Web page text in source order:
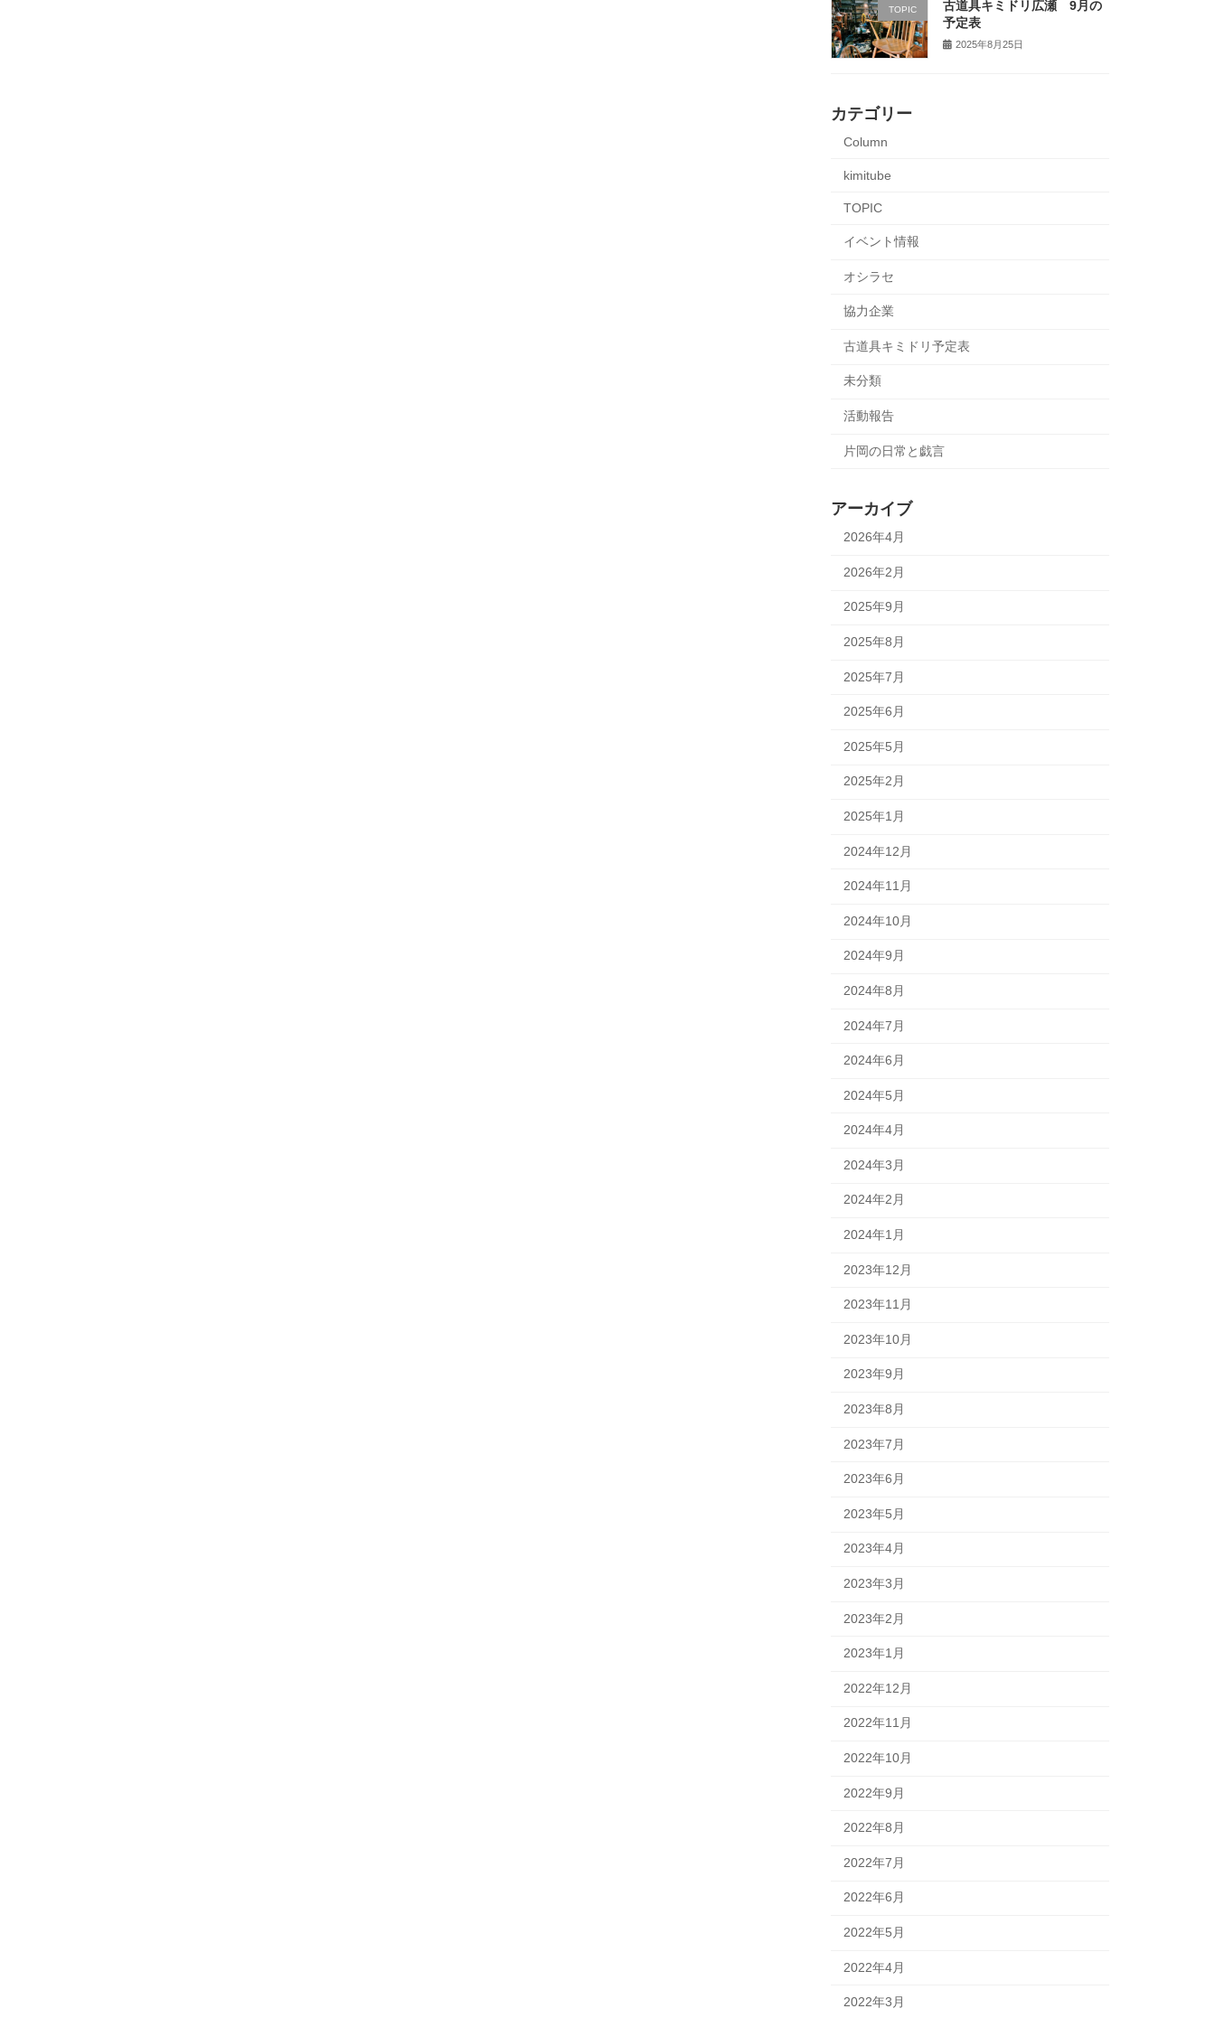
TOPIC
古道具キミドリ広瀬 9月の
予定表
2025年8月25日
カテゴリー
Column
kimitube
TOPIC
イベント情報
オシラセ
協力企業
古道具キミドリ予定表
未分類
活動報告
片岡の日常と戯言
アーカイブ
2026年4月
2026年2月
2025年9月
2025年8月
2025年7月
2025年6月
2025年5月
2025年2月
2025年1月
2024年12月
2024年11月
2024年10月
2024年9月
2024年8月
2024年7月
2024年6月
2024年5月
2024年4月
2024年3月
2024年2月
2024年1月
2023年12月
2023年11月
2023年10月
2023年9月
2023年8月
2023年7月
2023年6月
2023年5月
2023年4月
2023年3月
2023年2月
2023年1月
2022年12月
2022年11月
2022年10月
2022年9月
2022年8月
2022年7月
2022年6月
2022年5月
2022年4月
2022年3月